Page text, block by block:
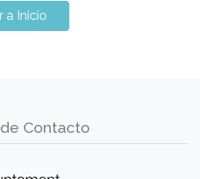
a Inicio
Contacto